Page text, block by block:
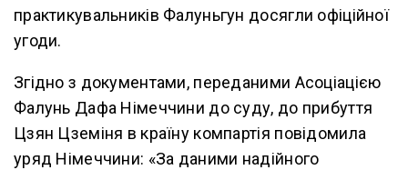
практикувальників Фалуньгун досягли офіційної
угоди.
Згідно з документами, переданими Асоціацією
Фалунь Дафа Німеччини до суду, до прибуття
Цзян Цземіня в країну компартія повідомила
уряд Німеччини: «За даними надійного